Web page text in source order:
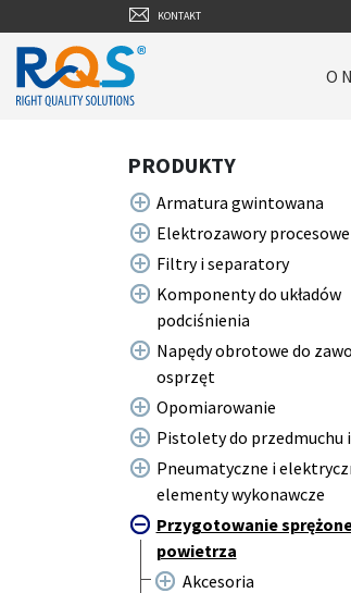
KONTAKT
O
PRODUKTY
Armatura gwintowana
Elektrozawory procesowe
Filtry i separatory
Komponenty do układów
podciśnienia
Napędy obrotowe do
osprzęt
Opomiarowanie
Pistolety do przedmuchu
Pneumatyczne i
elementy wykonawcze
Przygotowanie
powietrza
Akcesoria